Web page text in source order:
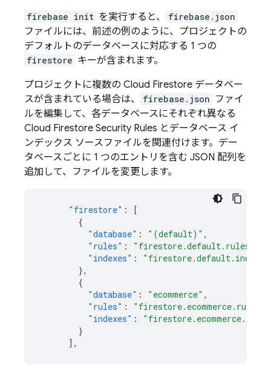
firebase init を実行すると、 firebase.json
ファイルには、前述の例のように、プロジェクトの
デフォルトのデータベースに対応する 1 つの
firestore キーが含まれます。
プロジェクトに複数の Cloud Firestore データベー
スが含まれている場合は、
firebase.json ファイ
ルを編集して、各データベースにそれぞれ異なる
Cloud Firestore Security Rules とデータベース イ
ンデックス ソースファイルを関連付けます。デー
タベースごとに 1 つのエントリを含む JSON 配列を
追加して、ファイルを変更します。
"firestore" :
[
{
"database" : "(default)" ,
"rules" : "firestore.default.rules"
"indexes" :
},
{
"database" : "ecommerce" ,
"rules" : "firestore.ecommerce.rules"
"indexes" :
}
],